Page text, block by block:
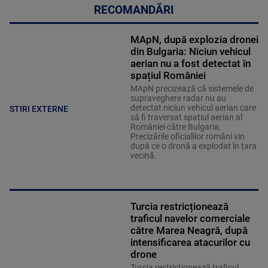
RECOMANDĂRI
STIRI EXTERNE
MApN, după explozia dronei
din Bulgaria: Niciun vehicul
aerian nu a fost detectat în
spațiul României
MApN precizează că sistemele de
supraveghere radar nu au
detectat niciun vehicul aerian care
să fi traversat spațiul aerian al
României către Bulgaria.
Precizările oficialilor români vin
după ce o dronă a explodat în țara
vecină.
Turcia restricționează
traficul navelor comerciale
către Marea Neagră, după
intensificarea atacurilor cu
drone